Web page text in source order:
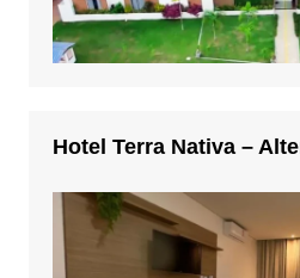
Hotel Terra Nativa –